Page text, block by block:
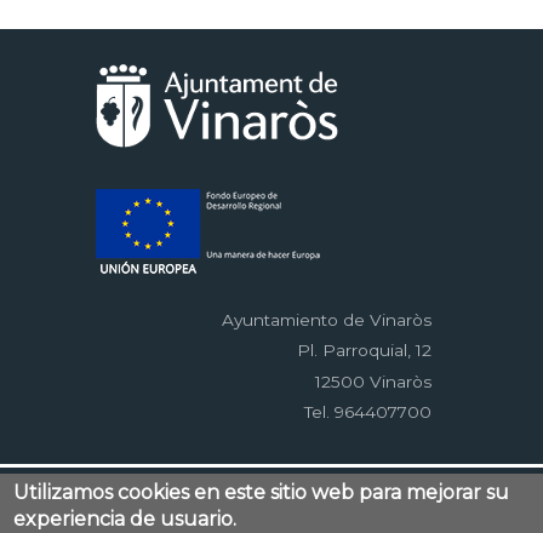
Ayuntamiento de Vinaròs
Pl. Parroquial, 12
12500 Vinaròs
Tel. 964407700
Menú
al
Contacto Aviso legal
Mapa web
Accessibilitat
Política de privacidad
Utilizamos cookies en este sitio web para mejorar su
experiencia de usuario.